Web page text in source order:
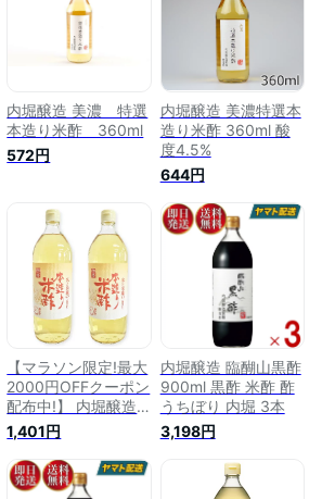
内堀醸造 美濃 特選
本造り米酢 360ml
572円
内堀醸造 美濃特選本
造り米酢 360ml 酸
度4.5%
644円
【マラソン限定!最大
2000円OFFクーポン
配布中!】 内堀醸造
本造り米酢 900ml ×
2本 【酢 うちぼり 内
堀 米酢】
1,401円
内堀醸造 臨醐山黒酢
900ml 黒酢 米酢 酢
うちぼり 内堀 3本
3,198円